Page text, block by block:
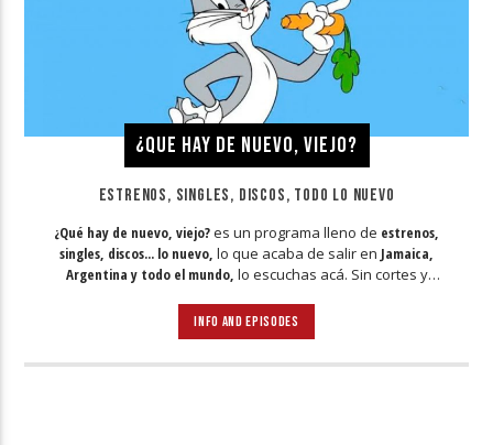
¿QUE HAY DE NUEVO, VIEJO?
ESTRENOS, SINGLES, DISCOS, TODO LO NUEVO
¿Qué hay de nuevo, viejo?es un programa lleno de estrenos,
singles, discos... lo nuevo, lo que acaba de salir en Jamaica,
Argentina y todo el mundo, lo escuchas acá. Sin cortes y
INFO AND EPISODES